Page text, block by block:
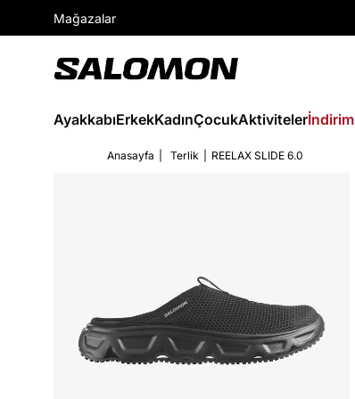
Mağazalar
AyakkabıErkekKadınÇocukAktivitelerİndirim
Anasayfa Terlik REELAX SLIDE 6.0